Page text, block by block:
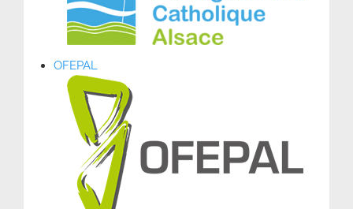
OFEPAL